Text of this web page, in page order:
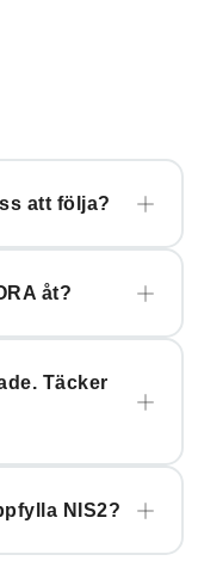
att följa?
åt?
Täcker
NIS2?